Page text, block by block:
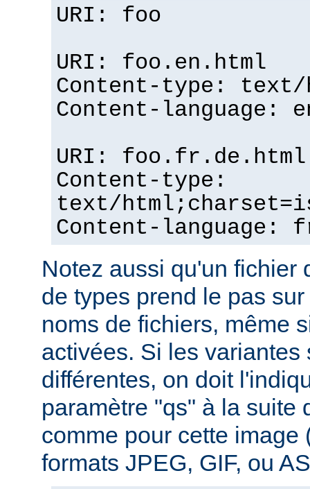
URI: foo
URI: foo.en.html
Content-type: text/
Content-language:
URI: foo.fr.de.html
Content-type:
text/
Content-language:
Notez aussi qu'un fichier
de types prend le pas
noms de fichiers, même
activées. Si les variantes
différentes, on doit
paramètre "qs" à la suite
comme pour cette image
formats JPEG, GIF, ou